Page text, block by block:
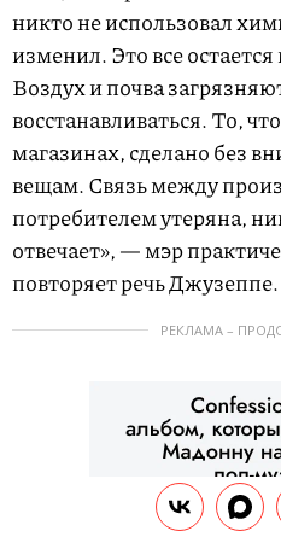
никто не использовал
изменил. Это все
Воздух и почва
восстанавливаться. То,
магазинах, сделано без
вещам. Связь между
потребителем утеряна,
отвечает», — мэр
повторяет речь Джузеппе.
РЕКЛАМА –